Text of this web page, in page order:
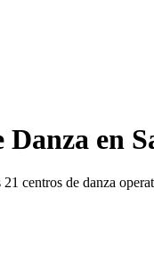
en
centros de danza